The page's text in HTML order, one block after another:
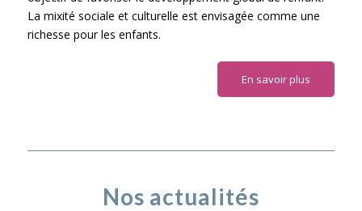
La mixité sociale et culturelle est envisagée comme une
richesse pour les enfants.
En savoir plus
Nos actualités